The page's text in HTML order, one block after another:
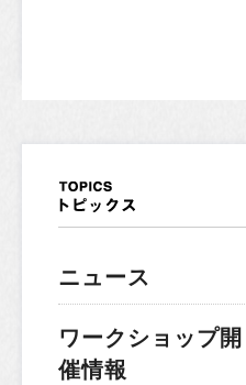
ニュース
ワークショップ開
催情報